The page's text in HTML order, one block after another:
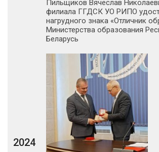
2024
Пильщиков Вячеслав
филиала ГГДСК УО РИПО
нагрудного знака «Отличник
Министерства образования
Беларусь